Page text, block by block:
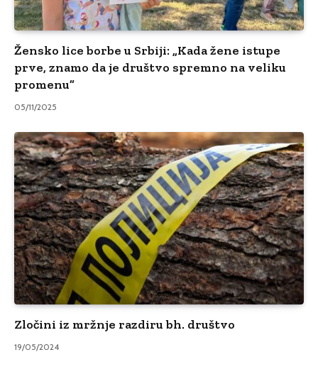
Žensko lice borbe u Srbiji: „Kada žene istupe
prve, znamo da je društvo spremno na veliku
promenu”
05/11/2025
Zločini iz mržnje razdiru bh. društvo
19/05/2024